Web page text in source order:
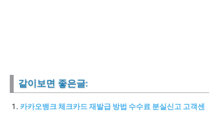
같이보면 좋은글:
카카오뱅크 체크카드 재발급 방법 수수료 분실신고 고객센